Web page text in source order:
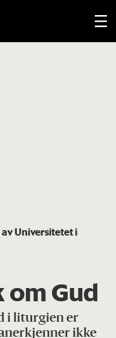
Universitetet i
om Gud
i liturgien er
ikke